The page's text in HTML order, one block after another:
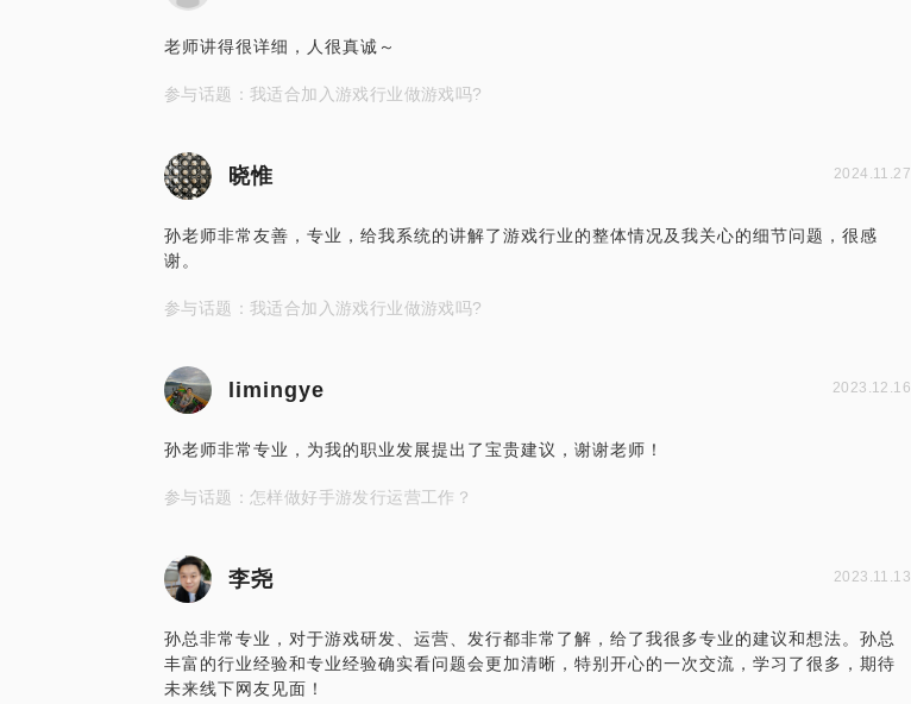
老师讲得很详细，人很真诚～
参与话题：我适合加入游戏行业做游戏吗?
晓惟 2024.11.27
孙老师非常友善，专业，给我系统的讲解了游戏行业的整体情况及我关心的细节问题，很感
谢。
参与话题：我适合加入游戏行业做游戏吗?
limingye 2023.12.16
孙老师非常专业，为我的职业发展提出了宝贵建议，谢谢老师！
参与话题：怎样做好手游发行运营工作？
李尧 2023.11.13
孙总非常专业，对于游戏研发、运营、发行都非常了解，给了我很多专业的建议和想法。孙总
丰富的行业经验和专业经验确实看问题会更加清晰，特别开心的一次交流，学习了很多，期待
未来线下网友见面！